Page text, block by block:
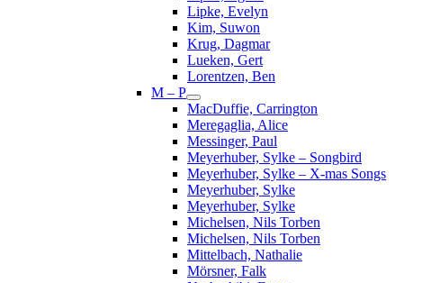
Lipke, Evelyn
Kim, Suwon
Krug, Dagmar
Lueken, Gert
Lorentzen, Ben
M – P
MacDuffie, Carrington
Meregaglia, Alice
Messinger, Paul
Meyerhuber, Sylke – Songbird
Meyerhuber, Sylke – X-mas Songs
Meyerhuber, Sylke
Meyerhuber, Sylke
Michelsen, Nils Torben
Michelsen, Nils Torben
Mittelbach, Nathalie
Mörsner, Falk